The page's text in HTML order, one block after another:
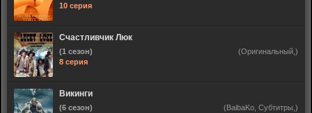
10 серия
Счастливчик Люк
(1 сезон)
8 серия
(Оригинальный,)
Викинги
(6 сезон)
(BaibaKo, Субтитры,)